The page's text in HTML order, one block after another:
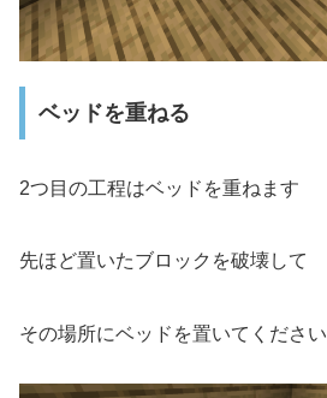
ベッドを重ねる
2つ目の工程はベッドを重ねます
先ほど置いたブロックを破壊して
その場所にベッドを置いてください